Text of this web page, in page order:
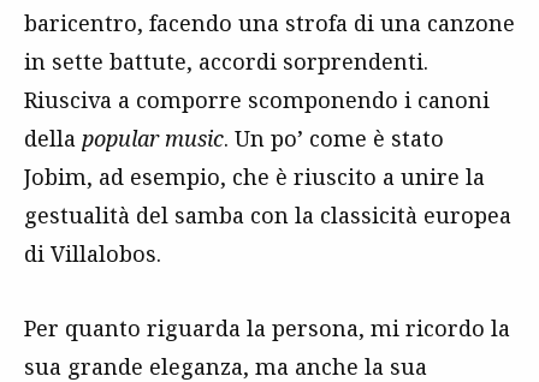
baricentro, facendo una strofa di una canzone
in sette battute, accordi sorprendenti.
Riusciva a comporre scomponendo i canoni
della popular music. Un po’ come è stato
Jobim, ad esempio, che è riuscito a unire la
gestualità del samba con la classicità europea
di Villalobos.
Per quanto riguarda la persona, mi ricordo la
sua grande eleganza, ma anche la sua